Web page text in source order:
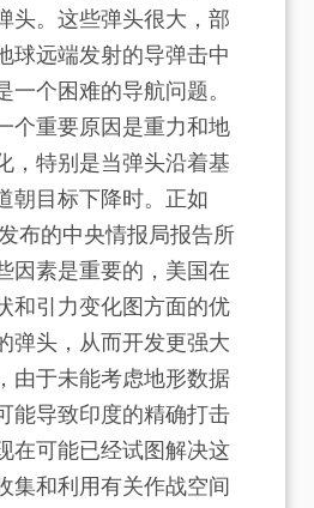
头。这些弹头很大，部
球远端发射的导弹击中
一个困难的导航问题。
个重要原因是重力和地
，特别是当弹头沿着基
朝目标下降时。正如
布的中央情报局报告所
因素是重要的，美国在
和引力变化图方面的优
弹头，从而开发更强大
由于未能考虑地形数据
能导致印度的精确打击
在可能已经试图解决这
集和利用有关作战空间